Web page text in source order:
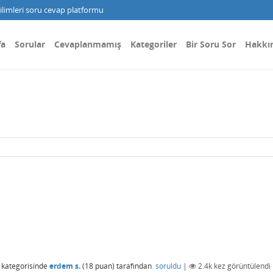
soru cevap platformu
Sorular Cevaplanmamış Kategoriler Bir Soru Sor
kategorisinde erdem s.(18 puan) tarafından soruldu | 2.4k kez görüntülendi